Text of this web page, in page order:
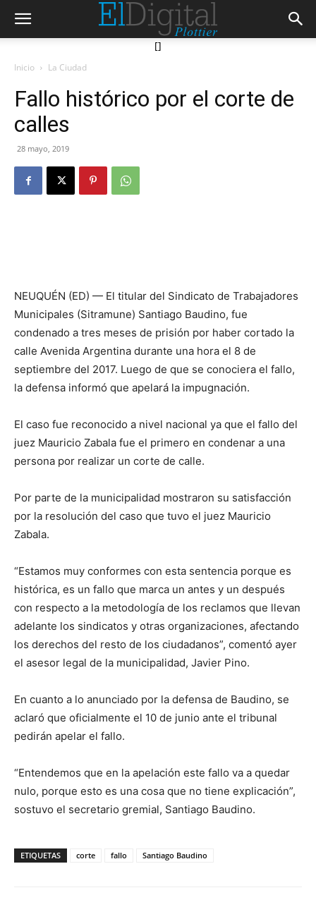
[]
Inicio La Ciudad
Fallo histórico por el corte de
calles
28 mayo, 2019
NEUQUÉN (ED) — El titular del Sindicato de Trabajadores
Municipales (Sitramune) Santiago Baudino, fue
condenado a tres meses de prisión por haber cortado la
calle Avenida Argentina durante una hora el 8 de
septiembre del 2017. Luego de que se conociera el fallo,
la defensa informó que apelará la impugnación.
El caso fue reconocido a nivel nacional ya que el fallo del
juez Mauricio Zabala fue el primero en condenar a una
persona por realizar un corte de calle.
Por parte de la municipalidad mostraron su satisfacción
por la resolución del caso que tuvo el juez Mauricio
Zabala.
“Estamos muy conformes con esta sentencia porque es
histórica, es un fallo que marca un antes y un después
con respecto a la metodología de los reclamos que llevan
adelante los sindicatos y otras organizaciones, afectando
los derechos del resto de los ciudadanos”, comentó ayer
el asesor legal de la municipalidad, Javier Pino.
En cuanto a lo anunciado por la defensa de Baudino, se
aclaró que oficialmente el 10 de junio ante el tribunal
pedirán apelar el fallo.
“Entendemos que en la apelación este fallo va a quedar
nulo, porque esto es una cosa que no tiene explicación”,
sostuvo el secretario gremial, Santiago Baudino.
ETIQUETAS corte fallo Santiago Baudino